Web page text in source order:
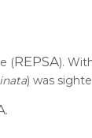
(REPSA).
) was
.